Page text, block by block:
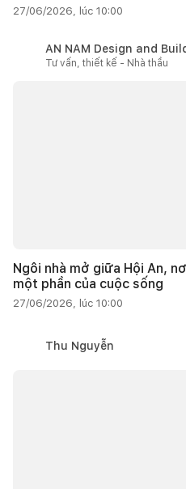
27/06/2026, lúc 10:00
AN NAM Design and
Tư vấn, thiết kế - Nhà thầu
Ngôi nhà mở giữa Hội An,
một phần của cuộc sống
27/06/2026, lúc 10:00
Thu Nguyễn